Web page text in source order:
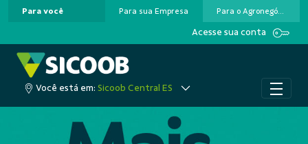
Pular para o Conteúdo principal
Para você Para sua Empresa Para o Agronegócio
Acesse sua conta
Você está em: Sicoob Central ES